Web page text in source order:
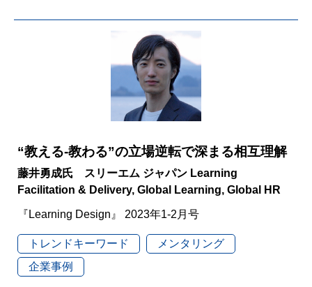
“教える-教わる”の立場逆転で深まる相互理解
藤井勇成氏 スリーエム ジャパン Learning
Facilitation & Delivery, Global Learning, Global HR
『Learning Design』 2023年1-2月号
トレンドキーワード
メンタリング
企業事例